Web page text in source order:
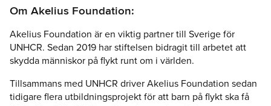
Om Akelius Foundation:
Akelius Foundation är en viktig partner till Sverige för
UNHCR. Sedan 2019 har stiftelsen bidragit till arbetet att
skydda människor på flykt runt om i världen.
Tillsammans med UNHCR driver Akelius Foundation sedan
tidigare flera utbildningsprojekt för att barn på flykt ska få